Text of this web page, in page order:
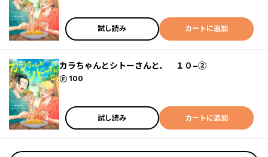
試し読み カートに追加
カラちゃんとシトーさんと、 １０−②
100
ポイント
試し読み カートに追加